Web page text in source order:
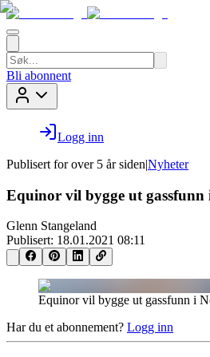
Bli abonnent
Logg inn
Publisert for over 5 år siden|Nyheter
Equinor vil bygge ut gassfunn
Glenn Stangeland
Publisert: 18.01.2021 08:11
Equinor vil bygge ut gassfunn i
Har du et abonnement? Logg inn